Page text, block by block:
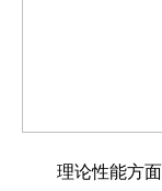
理论性能方面